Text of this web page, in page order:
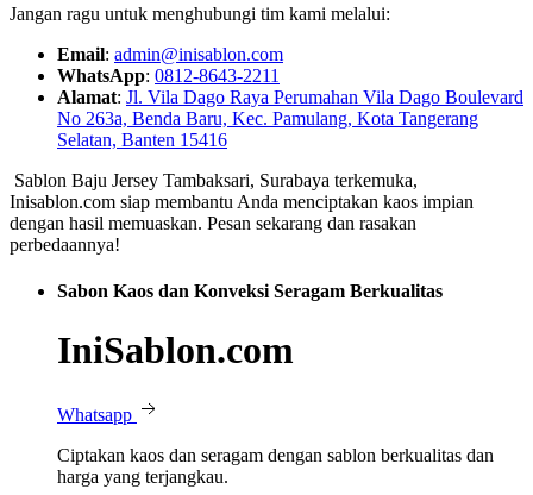
Jangan ragu untuk menghubungi tim kami melalui:
Email: admin@inisablon.com
WhatsApp: 0812-8643-2211
Alamat: Jl. Vila Dago Raya Perumahan Vila Dago Boulevard
No 263a, Benda Baru, Kec. Pamulang, Kota Tangerang
Selatan, Banten 15416
Sablon Baju Jersey Tambaksari, Surabaya terkemuka,
Inisablon.com siap membantu Anda menciptakan kaos impian
dengan hasil memuaskan. Pesan sekarang dan rasakan
perbedaannya!
Sabon Kaos dan Konveksi Seragam Berkualitas
IniSablon.com
Whatsapp
Ciptakan kaos dan seragam dengan sablon berkualitas dan
harga yang terjangkau.